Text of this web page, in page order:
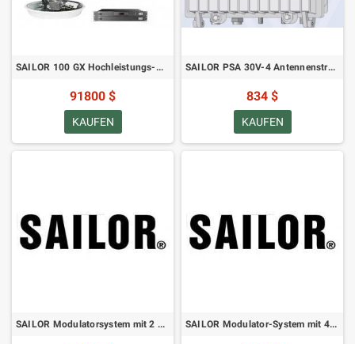
SAILOR 100 GX Hochleistungs-Maritime-Antennensystem
91800 $
KAUFEN
SAILOR PSA 30V-4 Antennenstromversorgung mit Dämpfungsglied
834 $
KAUFEN
SAILOR Modulatorsystem mit 2 MM-750 PAL M Einschub 19 Zoll SAILOR Modulator-System mit 4 MM-750 PAL M Subrack 19-Zoll